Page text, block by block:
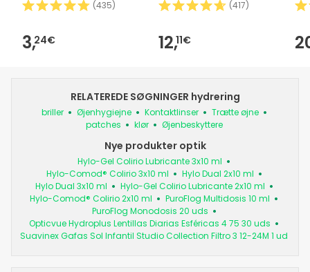
(435)
3,24€
(417)
12,11€
RELATEREDE SØGNINGER hydrering
briller Øjenhygiejne Kontaktlinser
Trætte øjne
patches
klør Øjenbeskyttere
Nye produkter optik
Hylo-Gel Colirio Lubricante 3x10 ml
Hylo-Comod® Colirio 3x10 ml
Hylo Dual 2x10 ml
Hylo Dual 3x10 ml
Hylo-Gel Colirio Lubricante 2x10 ml
Hylo-Comod® Colirio 2x10 ml
PuroFlog Multidosis 10 ml
PuroFlog Monodosis 20 uds
Opticvue Hydroplus Lentillas Diarias Esféricas 4 75 30 uds
Suavinex Gafas Sol Infantil Studio Collection Filtro 3 12-24M 1 ud